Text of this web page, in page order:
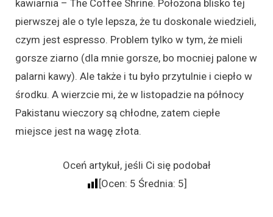
kawiarnia – The Coffee Shrine. Położona blisko tej
pierwszej ale o tyle lepsza, że tu doskonale wiedzieli,
czym jest espresso. Problem tylko w tym, że mieli
gorsze ziarno (dla mnie gorsze, bo mocniej palone w
palarni kawy). Ale także i tu było przytulnie i ciepło w
środku. A wierzcie mi, że w listopadzie na północy
Pakistanu wieczory są chłodne, zatem ciepłe
miejsce jest na wagę złota.
Oceń artykuł, jeśli Ci się podobał
[Ocen: 5 Średnia: 5]